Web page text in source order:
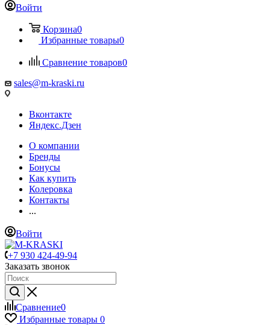
Войти
Корзина0
Избранные товары0
Сравнение товаров0
sales@m-kraski.ru
Вконтакте
Яндекс.Дзен
О компании
Бренды
Бонусы
Как купить
Колеровка
Контакты
...
Войти
+7 930 424-49-94
Заказать звонок
Сравнение0
Избранные товары 0